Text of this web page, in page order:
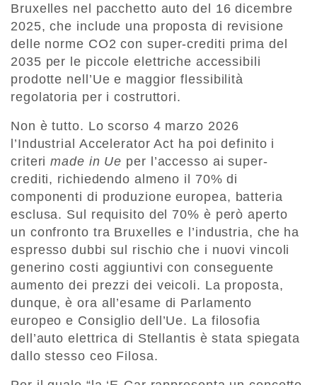
Bruxelles nel pacchetto auto del 16 dicembre
2025, che include una proposta di revisione
delle norme CO2 con super-crediti prima del
2035 per le piccole elettriche accessibili
prodotte nell’Ue e maggior flessibilità
regolatoria per i costruttori.
Non è tutto. Lo scorso 4 marzo 2026
l’Industrial Accelerator Act ha poi definito i
criterimade in Ue per l’accesso ai super-
crediti, richiedendo almeno il 70% di
componenti di produzione europea, batteria
esclusa. Sul requisito del 70% è però aperto
un confronto tra Bruxelles e l’industria, che ha
espresso dubbi sul rischio che i nuovi vincoli
generino costi aggiuntivi con conseguente
aumento dei prezzi dei veicoli. La proposta,
dunque, è ora all’esame di Parlamento
europeo e Consiglio dell’Ue. La filosofia
dell’auto elettrica di Stellantis è stata spiegata
dallo stesso ceo Filosa.